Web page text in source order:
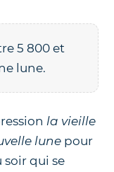
5 800 et
lune.
la vieille
lune pour
qui se